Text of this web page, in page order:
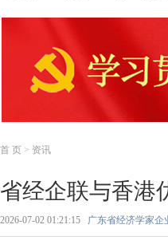
首 页 > 资讯
省经企联与香港
2026-07-02 01:21:15 广东省经济学家企